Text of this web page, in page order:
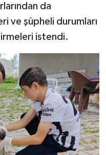
da
ve şüpheli durumları
istendi.